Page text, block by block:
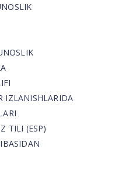
IZLANISHLARIDA
TILI (ESP)